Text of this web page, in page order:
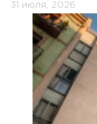
31 июля, 2026